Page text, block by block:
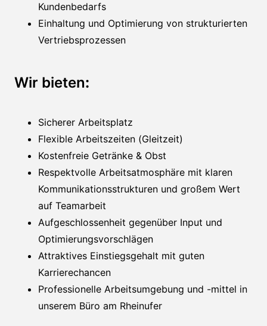
Kundenbedarfs
Einhaltung und Optimierung von strukturierten
Vertriebsprozessen
Wir bieten:
Sicherer Arbeitsplatz
Flexible Arbeitszeiten (Gleitzeit)
Kostenfreie Getränke & Obst
Respektvolle Arbeitsatmosphäre mit klaren
Kommunikationsstrukturen und großem Wert
auf Teamarbeit
Aufgeschlossenheit gegenüber Input und
Optimierungsvorschlägen
Attraktives Einstiegsgehalt mit guten
Karrierechancen
Professionelle Arbeitsumgebung und -mittel in
unserem Büro am Rheinufer